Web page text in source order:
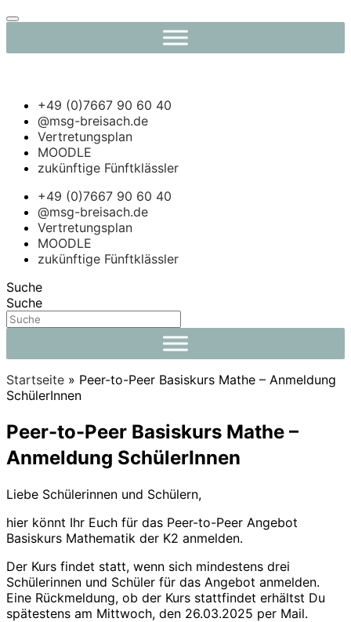
Navigation
+49 (0)7667 90 60 40
@msg-breisach.de
Vertretungsplan
MOODLE
zukünftige Fünftklässler
+49 (0)7667 90 60 40
@msg-breisach.de
Vertretungsplan
MOODLE
zukünftige Fünftklässler
Suche
Suche
Startseite » Peer-to-Peer Basiskurs Mathe – Anmeldung
SchülerInnen
Peer-to-Peer Basiskurs Mathe –
Anmeldung SchülerInnen
Liebe Schülerinnen und Schülern,
hier könnt Ihr Euch für das Peer-to-Peer Angebot
Basiskurs Mathematik der K2 anmelden.
Der Kurs findet statt, wenn sich mindestens drei
Schülerinnen und Schüler für das Angebot anmelden.
Eine Rückmeldung, ob der Kurs stattfindet erhältst Du
spätestens am Mittwoch, den 26.03.2025 per Mail.